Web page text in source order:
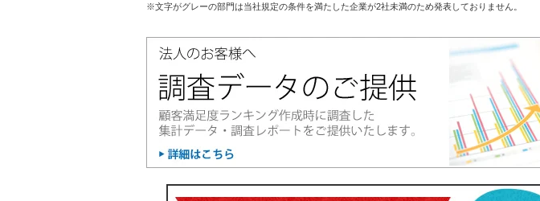
※文字がグレーの部門は当社規定の条件を満たした企業が2社未満のため発表しておりません。